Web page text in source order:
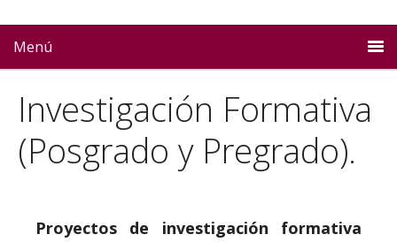
Menú
Investigación Formativa
(Posgrado y Pregrado).
Proyectos de investigación formativa